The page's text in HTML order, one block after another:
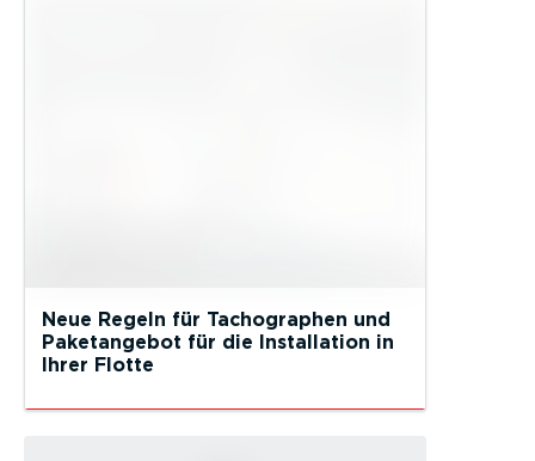
Neue Regeln für Tachographen und
Paketangebot für die Installation in
Ihrer Flotte